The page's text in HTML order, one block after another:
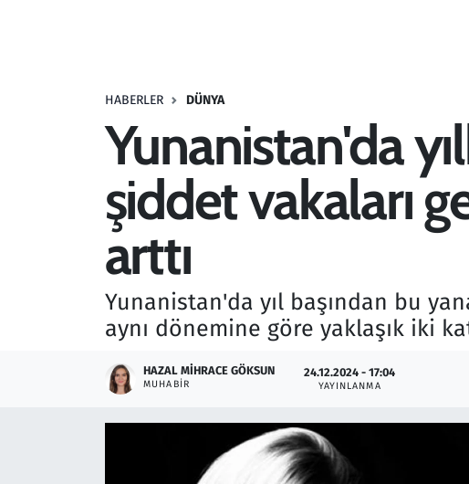
HABERLER DÜNYA
Yunanistan'da
şiddet vakaları
arttı
Yunanistan'da yıl başından bu
aynı dönemine göre yaklaşık iki
HAZAL MIHRACE GÖKSUN
MUHABIR
24.12.2024 - 17:04
YAYINLANMA
Savunma Sanayi
Seçim 2023
Teknoloji ve Bilim
Televizyon